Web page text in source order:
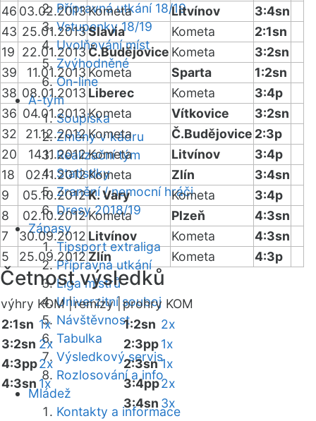
Přípravná utkání 18/19
Vstupenky 18/19
Uvolňování míst
Zvýhodněné
On-line
A-tým
Soupiska
Změny v kádru
Realizační tým
Statistiky
Zranění / nemocní hráči
Dresy 2018/19
Zápasy
Tipsport extraliga
Přípravná utkání
Liga mistrů
Univerzitní souboj
Návštěvnost
Tabulka
Výsledkový servis
Rozlosování a info
Mládež
Kontakty a informace
46 03.02.2013Kometa Litvínov
3:4sn
43 25.01.2013Slavia Kometa
2:1sn
19 22.01.2013Č.Budějovice Kometa
3:2sn
39
11.01.2013Kometa Sparta
1:2sn
38 08.01.2013 Liberec Kometa
3:4p
36 04.01.2013Kometa Vítkovice
3:2sn
32
21.12.2012Kometa Č.Budějovice 2:3p
20
14.11.2012Kometa Litvínov
3:4p
18
02.11.2012Kometa Zlín
3:4sn
9
05.10.2012K. Vary Kometa
3:4p
8
02.10.2012Kometa Plzeň
4:3sn
7
30.09.2012 Litvínov Kometa
4:3sn
5
25.09.2012 Zlín Kometa 4:3p
Četnost výsledků
výhry KOM |remízy | prohry KOM
2:1sn 1x
3:2sn 2x
4:3pp2x
4:3sn 1x
1:2sn 2x
2:3pp1x
2:3sn1x
3:4pp2x
3:4sn 3x